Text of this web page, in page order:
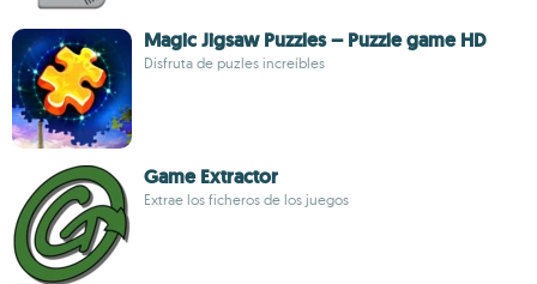
Magic Jigsaw Puzzles – Puzzle game HD
Disfruta de puzles increíbles
Game Extractor
Extrae los ficheros de los juegos